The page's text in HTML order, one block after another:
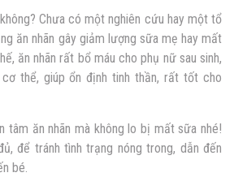
Chưa có một nghiên cứu hay một tổ
ăn nhãn gây giảm lượng sữa mẹ hay mất
ăn nhãn rất bổ máu cho phụ nữ sau sinh,
thể, giúp ổn định tinh thần, rất tốt cho
tâm ăn nhãn mà không lo bị mất sữa nhé!
để tránh tình trạng nóng trong, dẫn đến
bé.